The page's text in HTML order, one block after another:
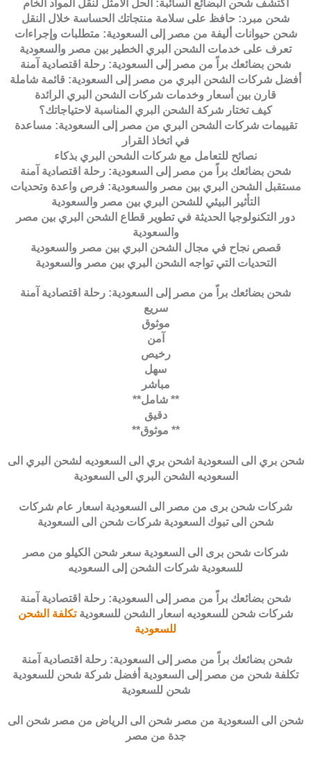
اكتشف شحن البضائع السائبة: الحل الأمثل لنقل المواد الخام
شحن مبرد: حافظ على سلامة منتجاتك الحساسة خلال النقل
شحن حيوانات أليفة من مصر إلى السعودية: متطلبات وإجراءات
تعرف على خدمات الشحن البري الخطير بين مصر والسعودية
شحن بضائعك براً من مصر إلى السعودية: رحلة اقتصادية آمنة
أفضل شركات الشحن البري من مصر إلى السعودية: قائمة شاملة
قارن بين أسعار وخدمات شركات الشحن البري الرائدة
كيف تختار شركة الشحن البري المناسبة لاحتياجاتك؟
تقييمات شركات الشحن البري من مصر إلى السعودية: مساعدة
في اتخاذ القرار
نصائح للتعامل مع شركات الشحن البري بذكاء
شحن بضائعك براً من مصر إلى السعودية: رحلة اقتصادية آمنة
مستقبل الشحن البري بين مصر والسعودية: فرص واعدة وتحديات
التأثير البيئي للشحن البري بين مصر والسعودية
دور التكنولوجيا الحديثة في تطوير قطاع الشحن البري بين مصر
والسعودية
قصص نجاح في مجال الشحن البري بين مصر والسعودية
التحديات التي تواجه الشحن البري بين مصر والسعودية
شحن بضائعك براً من مصر إلى السعودية: رحلة اقتصادية آمنة
سريع
موثوق
آمن
رخيص
سهل
مباشر
** شامل**
دقيق
** موثوق**
شحن بري الى السعودية اشحن بري الى السعوديه لشحن البري الى
السعوديه الشحن البري الى السعودية
شركات شحن برى من مصر الى السعودية اسعار عام شركات
شحن الى تبوك السعودية شركات شحن الى السعودية
شركات شحن برى الى السعودية سعر شحن الكيلو من مصر
للسعودية شركات الشحن إلى السعوديه
شحن بضائعك براً من مصر إلى السعودية: رحلة اقتصادية آمنة
شركات شحن للسعوديه اسعار الشحن للسعوديةتكلفة الشحن
للسعودية
شحن بضائعك براً من مصر إلى السعودية: رحلة اقتصادية آمنة
تكلفة شحن من مصر إلى السعودية أفضل شركة شحن للسعودية
شحن للسعودية
شحن الى السعودية من مصر شحن الى الرياض من مصر شحن الى
جدة من مصر